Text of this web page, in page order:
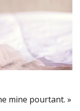
mine pourtant. »